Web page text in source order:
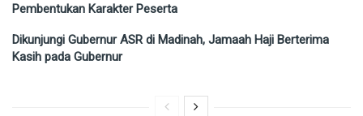
Pembentukan Karakter Peserta
Dikunjungi Gubernur ASR di Madinah, Jamaah Haji Berterima
Kasih pada Gubernur